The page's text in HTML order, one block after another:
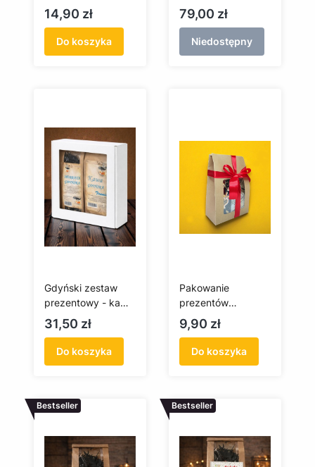
Premium – gotowy
prezent z duszą
Kaszub
Cena
14,90 zł
Do koszyka
Pomorza + bukiet
Cena
79,00 zł
Niedostępny
Gdyński zestaw
prezentowy - kawa
i herbata
Cena
31,50 zł
Do koszyka
Pakowanie
prezentów
Standard –
eleganckie
opakowanie
Cena
9,90 zł
Do koszyka
Bestseller Bestseller